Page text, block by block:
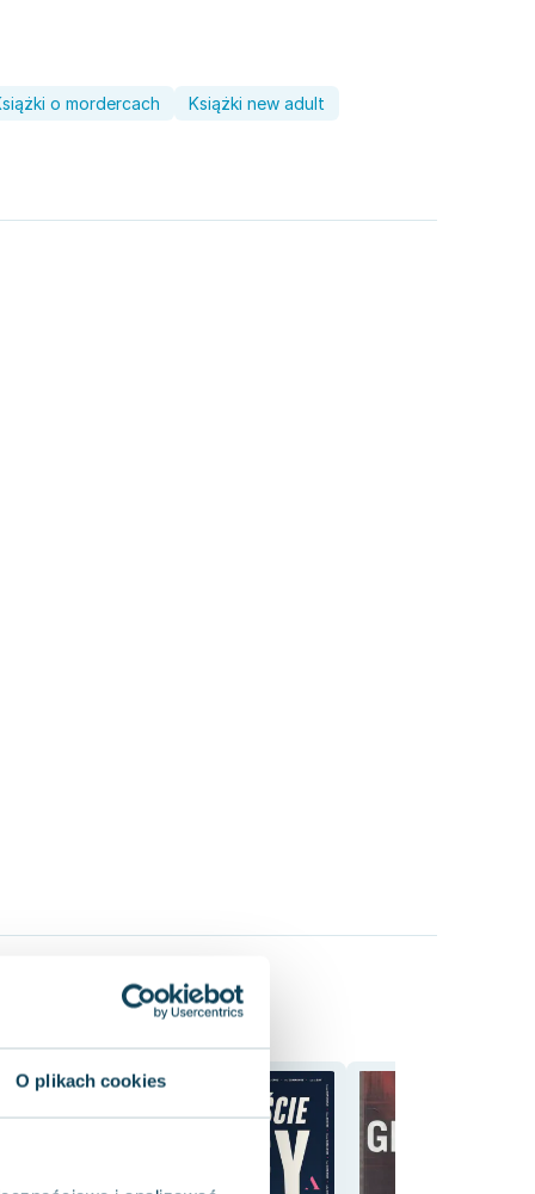
O plikach cookies
o mordercach
Książki new adult